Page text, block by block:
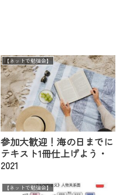
【ネットで勉強会】
参加大歓迎！海の日までに
テキスト1冊仕上げよう・
2021
【ネットで勉強会】